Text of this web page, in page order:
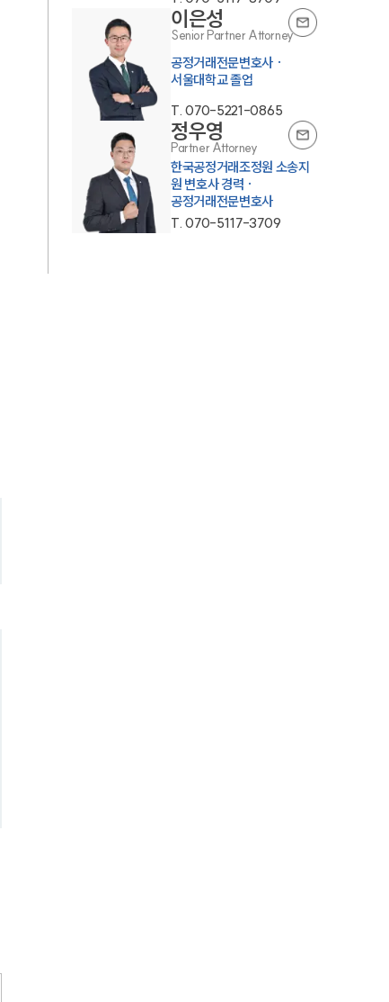
이은성
Senior Partner Attorney
공정거래전문변호사 ·
서울대학교 졸업
T.070-5221-0865
정우영
Partner Attorney
한국공정거래조정원 소송지
원 변호사 경력 ·
공정거래전문변호사
T.070-5117-3709